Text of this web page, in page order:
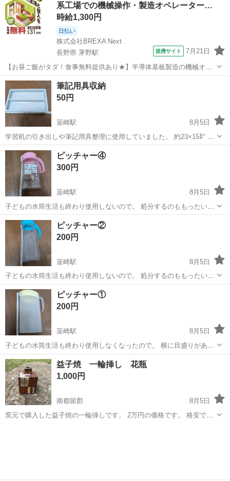
系工場での機械操作・製造オペレーター…
時給1,300円
日払い
株式会社BREXA Next
長野県 茅野駅
提携サイト 7月21日
【お昼ご飯がタダ！食事無料提供あり★】半導体基板製造の機械オペ
レーターや検査作業！未経験活躍中★カップル＆友達同士の応募OK！
赴任旅費会社負担★嬉しい無料送迎◎正社員登用制度あり！マイカー
通勤OK！無料駐車場完備！《長野県茅...
長野 茅野市 茅野駅 その他
筆記用具収納
50円
韮崎駅
8月5日
学習机の引き出しや筆記用具整理に使用していました。 約23×15㌢ 現
状お渡しです。 子どもの断捨離をしています。 処分する前に投稿しま
した。良かったらどうぞ。
山梨 韮崎市 生活雑貨
ピッチャー④
300円
韮崎駅
8月5日
子どもの水筒生活も終わり使用しないので。 処分するのももったいな
いので良かったらどうぞ。
山梨 韮崎市 食器
ピッチャー②
200円
韮崎駅
8月5日
子どもの水筒生活も終わり使用しないので。 処分するのももったいな
いので良かったらどうぞ。
山梨 韮崎市 韮崎駅 食器
ピッチャー①
200円
韮崎駅
8月5日
子どもの水筒生活も終わり使用しなくなったので。 横に目盛りがあり
ます。 処分するのももったいないので良かったらどうぞ。
山梨 韮崎市 韮崎駅 食器 水筒
益子焼 一輪挿し 花瓶
1,000円
南都留郡
8月5日
窯元で購入した益子焼の一輪挿しです。 2万円の価格です。 格安で